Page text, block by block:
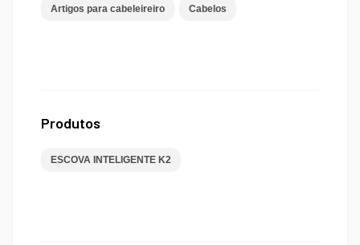
Artigos para cabeleireiro Cabelos
Produtos
ESCOVA INTELIGENTE K2